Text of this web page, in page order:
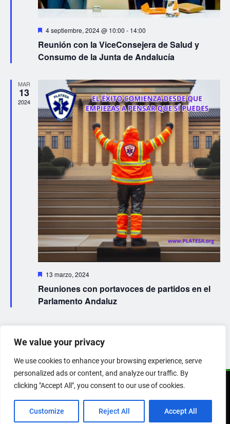
We value your privacy
We use cookies to enhance your browsing experience, serve
personalized ads or content, and analyze our traffic. By
clicking "Accept All", you consent to our use of cookies.
Customize Reject All Accept All
Destacado
4 septiembre, 2024 @ 10:00 - 14:00
Reunión con la ViceConsejera de Salud y
Consumo de la Junta de Andalucía
MAR
13
2024
Destacado
13 marzo, 2024
Reuniones con portavoces de partidos en el
Parlamento Andaluz
Copyright 2026 © PLATESA
EVENTOS INFO DOCUMENTACIÓN